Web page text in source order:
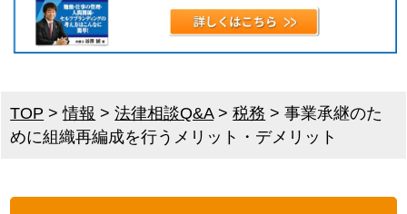
TOP >情報 >法律相談Q&A>税務 >事業承継のた
めに組織再編成を行うメリット・デメリット